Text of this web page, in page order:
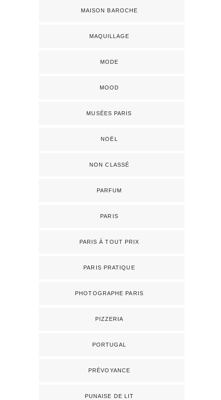
MAISON BAROCHE
MAQUILLAGE
MODE
MOOD
MUSÉES PARIS
NOËL
NON CLASSÉ
PARFUM
PARIS
PARIS À TOUT PRIX
PARIS PRATIQUE
PHOTOGRAPHE PARIS
PIZZERIA
PORTUGAL
PRÉVOYANCE
PUNAISE DE LIT